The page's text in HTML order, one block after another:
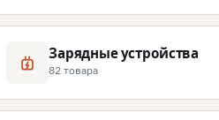
Зарядные устройства
82 товара